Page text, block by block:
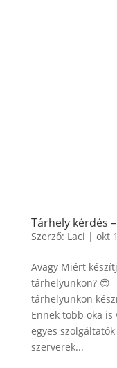
Tárhely kérdés
Szerző: Laci | okt
Avagy Miért
tárhelyünkön? 😍
tárhelyünkön
Ennek több oka
egyes
szerverek...